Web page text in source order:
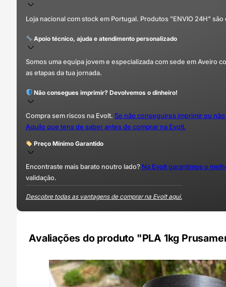
Loja nacional com stock em Portugal. Produtos "ENVIO 24H"
Apoio técnico, ajuda e atendimento personalizado
Somos uma equipa jovem e especializada com sede em Aveiro
as etapas da tua jornada.
Não consegues imprimir? Devolvemos o dinheiro!
Compra sem riscos na Evolt. Se não conseguires imprimir ou
Aquilo que tens de saber antes de comprar na Evolt.
Preço Mínimo Garantido
Encontraste mais barato noutro lado? Na Evolt garantimos o
validação.
Descobre todas as vantagens de comprar na Evolt aqui.
Avaliações do produto "PLA 1kg